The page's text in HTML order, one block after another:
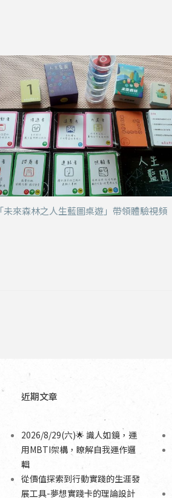
「未來森林之人生藍圖桌遊」帶領體驗視頻
近期文章
2026/8/29(六)🌟 識人如鏡，運
用MBTI架構，瞭解自我運作邏
輯
從價值探索到行動實踐的生涯發
展工具-夢想實踐卡的理論設計